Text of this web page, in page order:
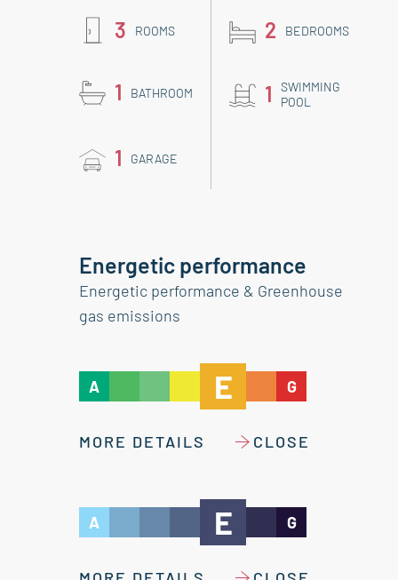
3 ROOMS 2 BEDROOMS
1 BATHROOM 1
SWIMMING
POOL
1 GARAGE
Energetic performance
Energetic performance & Greenhouse
gas emissions
A E G
MORE DETAILS CLOSE
A E G